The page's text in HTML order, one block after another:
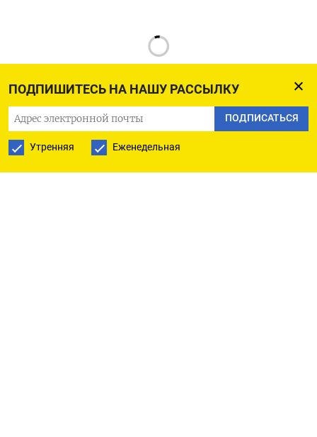
ПОДПИШИТЕСЬ НА НАШУ РАССЫЛКУ
ПОДПИСАТЬСЯ
Утренняя Еженедельная